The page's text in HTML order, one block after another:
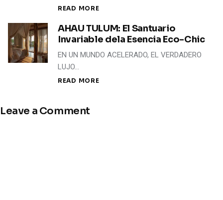
READ MORE
AHAU TULUM: El Santuario
Invariable dela Esencia Eco-Chic
EN UN MUNDO ACELERADO, EL VERDADERO
LUJO…
READ MORE
Leave a Comment